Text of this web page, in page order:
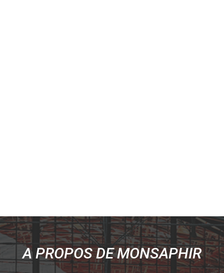
A PROPOS DE MONSAPHIR